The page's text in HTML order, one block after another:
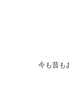
今も昔も